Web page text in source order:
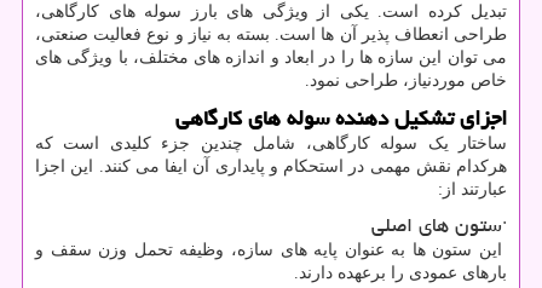
تبدیل کرده است. یکی از ویژگی های بارز سوله‌ های کارگاهی،
طراحی انعطاف‌ پذیر آن ‌ها است. بسته به نیاز و نوع فعالیت صنعتی،
می‌ توان این سازه‌ ها را در ابعاد و اندازه‌ های مختلف، با ویژگی ‌های
خاص موردنیاز، طراحی نمود.
اجزای تشکیل ‌دهنده سوله ‌های کارگاهی
ساختار یک سوله کارگاهی، شامل چندین جزء کلیدی است که
هرکدام نقش مهمی در استحکام و پایداری آن ایفا می‌ کنند. این اجزا
عبارتند از:
·ستون‌ های اصلی
این ستون ها به‌ عنوان پایه ‌های سازه، وظیفه تحمل وزن سقف و
بارهای عمودی را برعهده دارند.